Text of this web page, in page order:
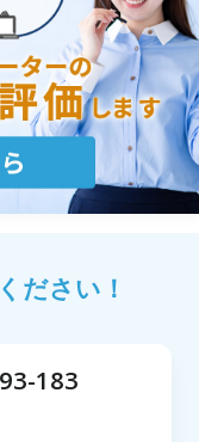
ださい！
183